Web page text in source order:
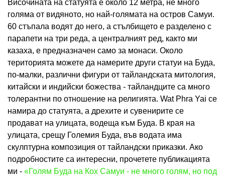
Височината на статуята е около 12 метра, не много
голяма от видяното, но най-голямата на остров Самуи.
60 стъпала водят до него, а стълбището е разделено с
парапети на три реда, а централният ред, както ми
казаха, е предназначен само за монаси. Около
територията можете да намерите други статуи на Буда,
по-малки, различни фигури от тайландската митология,
китайски и индийски божества - тайландците са много
толерантни по отношение на религията. Wat Phra Yai се
намира до статуята, а дрехите и сувенирите се
продават на улицата, водеща към Буда. В края на
улицата, срещу Големия Буда, във водата има
скулптурна композиция от тайландски приказки. Ако
подробностите са интересни, прочетете публикацията
ми - «Голям Буда на Кох Самуи - не много голям, но под